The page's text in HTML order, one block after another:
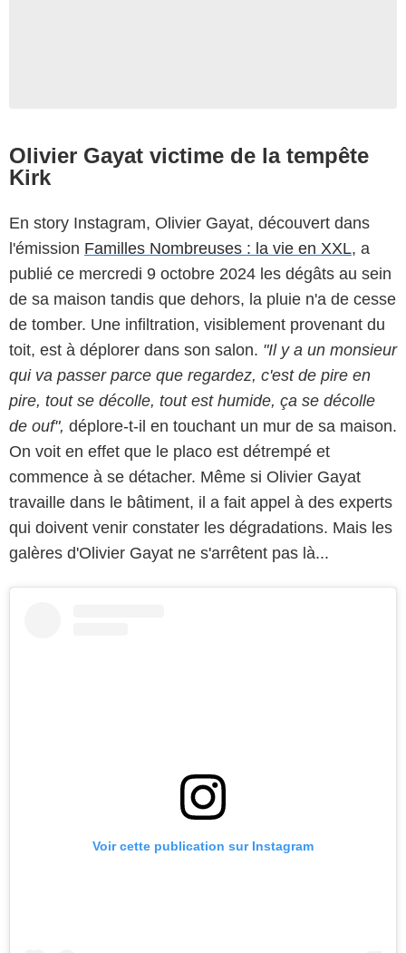
Olivier Gayat victime de la tempête
Kirk
En story Instagram, Olivier Gayat, découvert dans
l'émission Familles Nombreuses : la vie en XXL, a
publié ce mercredi 9 octobre 2024 les dégâts au sein
de sa maison tandis que dehors, la pluie n'a de cesse
de tomber. Une infiltration, visiblement provenant du
toit, est à déplorer dans son salon. "Il y a un monsieur
qui va passer parce que regardez, c'est de pire en
pire, tout se décolle, tout est humide, ça se décolle
de ouf", déplore-t-il en touchant un mur de sa maison.
On voit en effet que le placo est détrempé et
commence à se détacher. Même si Olivier Gayat
travaille dans le bâtiment, il a fait appel à des experts
qui doivent venir constater les dégradations. Mais les
galères d'Olivier Gayat ne s'arrêtent pas là...
Voir cette publication sur Instagram